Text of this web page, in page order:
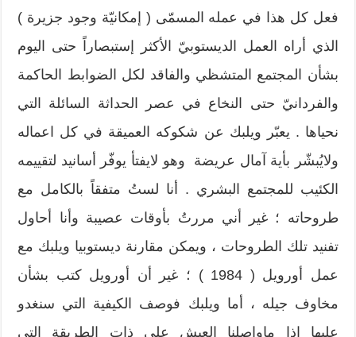
فعل كل هذا في عمله المسمّى ( إمكانيّة وجود جزيرة )
الذي أراه العمل الديستوبيّ الأكثر إستبصاراً حتى اليوم
بشأن المجتمع المتشظي والفاقد لكل الضوابط الحاكمة
والفردانيّ حتى النخاع في عصر الحداثة السائلة التي
نحياها . يعبّر ويلبك عن شكوكه العميقة في كل اعماله
ولايُبشّر بأية آمال عريضة وهو لايفتأ يوفّر أسانيد لتقييمه
الكئيب للمجتمع البشري . أنا لستُ متفقاً بالكامل مع
طروحاته ؛ غير أني مررتُ بأوقات عصيبة وأنا أحاول
تفنيد تلك الطروحات ، ويمكن مقارنة ديستوبيا ويلبك مع
عمل أورويل ( 1984 ) ؛ غير أن أورويل كتب بشأن
مخاوف جيله ، أما ويلبك فوصف الكيفية التي سنغدو
عليها إذا ماواصلنا العيش على ذات الطريقة التي